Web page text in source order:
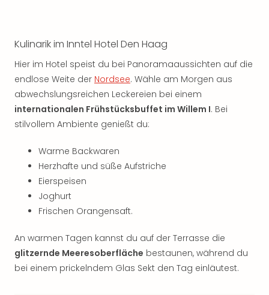
Kulinarik im Inntel Hotel Den Haag
Hier im Hotel speist du bei Panoramaaussichten auf die
endlose Weite der Nordsee. Wähle am Morgen aus
abwechslungsreichen Leckereien bei einem
internationalen Frühstücksbuffet im Willem I. Bei
stilvollem Ambiente genießt du:
Warme Backwaren
Herzhafte und süße Aufstriche
Eierspeisen
Joghurt
Frischen Orangensaft.
An warmen Tagen kannst du auf der Terrasse die
glitzernde Meeresoberfläche bestaunen, während du
bei einem prickelndem Glas Sekt den Tag einläutest.